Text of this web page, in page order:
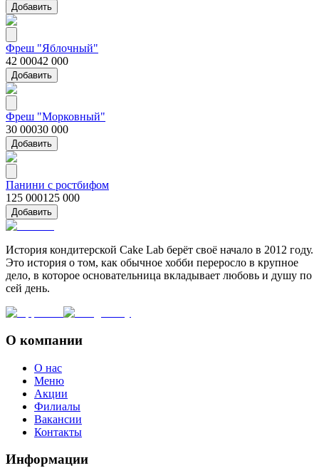
Добавить
Фреш "Яблочный"
42 00042 000
Добавить
Фреш "Морковный"
30 00030 000
Добавить
Панини с ростбифом
125 000125 000
Добавить
История кондитерской Cake Lab берёт своё начало в 2012 году.
Это история о том, как обычное хобби переросло в крупное
дело, в которое основательница вкладывает любовь и душу по
сей день.
О компании
О нас
Меню
Акции
Филиалы
Вакансии
Контакты
Информации